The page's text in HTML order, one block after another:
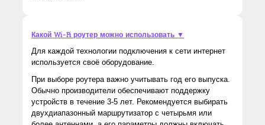
Какой Wi-Fi роутер можно использовать ▼
Для каждой технологии подключения к сети интернет
используется своё оборудование.
При выборе роутера важно учитывать год его выпуска.
Обычно производители обеспечивают поддержку
устройств в течение 3-5 лет. Рекомендуется выбирать
двухдиапазонный маршрутизатор с четырьмя или